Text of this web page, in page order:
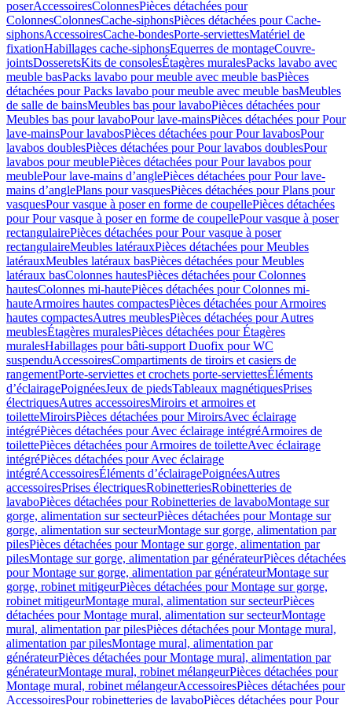
poserAccessoiresColonnesPièces détachées pour
ColonnesColonnesCache-siphonsPièces détachées pour Cache-
siphonsAccessoiresCache-bondesPorte-serviettesMatériel de
fixationHabillages cache-siphonsEquerres de montageCouvre-
jointsDosseretsKits de consolesÉtagères muralesPacks lavabo avec
meuble basPacks lavabo pour meuble avec meuble basPièces
détachées pour Packs lavabo pour meuble avec meuble basMeubles
de salle de bainsMeubles bas pour lavaboPièces détachées pour
Meubles bas pour lavaboPour lave-mainsPièces détachées pour Pour
lave-mainsPour lavabosPièces détachées pour Pour lavabosPour
lavabos doublesPièces détachées pour Pour lavabos doublesPour
lavabos pour meublePièces détachées pour Pour lavabos pour
meublePour lave-mains d’anglePièces détachées pour Pour lave-
mains d’anglePlans pour vasquesPièces détachées pour Plans pour
vasquesPour vasque à poser en forme de coupellePièces détachées
pour Pour vasque à poser en forme de coupellePour vasque à poser
rectangulairePièces détachées pour Pour vasque à poser
rectangulaireMeubles latérauxPièces détachées pour Meubles
latérauxMeubles latéraux basPièces détachées pour Meubles
latéraux basColonnes hautesPièces détachées pour Colonnes
hautesColonnes mi-hautePièces détachées pour Colonnes mi-
hauteArmoires hautes compactesPièces détachées pour Armoires
hautes compactesAutres meublesPièces détachées pour Autres
meublesÉtagères muralesPièces détachées pour Étagères
muralesHabillages pour bâti-support Duofix pour WC
suspenduAccessoiresCompartiments de tiroirs et casiers de
rangementPorte-serviettes et crochets porte-serviettesÉléments
d’éclairagePoignéesJeux de piedsTableaux magnétiquesPrises
électriquesAutres accessoiresMiroirs et armoires et
toiletteMiroirsPièces détachées pour MiroirsAvec éclairage
intégréPièces détachées pour Avec éclairage intégréArmoires de
toilettePièces détachées pour Armoires de toiletteAvec éclairage
intégréPièces détachées pour Avec éclairage
intégréAccessoiresÉléments d’éclairagePoignéesAutres
accessoiresPrises électriquesRobinetteriesRobinetteries de
lavaboPièces détachées pour Robinetteries de lavaboMontage sur
gorge, alimentation sur secteurPièces détachées pour Montage sur
gorge, alimentation sur secteurMontage sur gorge, alimentation par
pilesPièces détachées pour Montage sur gorge, alimentation par
pilesMontage sur gorge, alimentation par générateurPièces détachées
pour Montage sur gorge, alimentation par générateurMontage sur
gorge, robinet mitigeurPièces détachées pour Montage sur gorge,
robinet mitigeurMontage mural, alimentation sur secteurPièces
détachées pour Montage mural, alimentation sur secteurMontage
mural, alimentation par pilesPièces détachées pour Montage mural,
alimentation par pilesMontage mural, alimentation par
générateurPièces détachées pour Montage mural, alimentation par
générateurMontage mural, robinet mélangeurPièces détachées pour
Montage mural, robinet mélangeurAccessoiresPièces détachées pour
AccessoiresPour robinetteries de lavaboPièces détachées pour Pour